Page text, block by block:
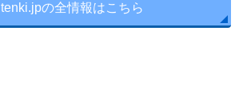
tenki.jpの全情報はこちら